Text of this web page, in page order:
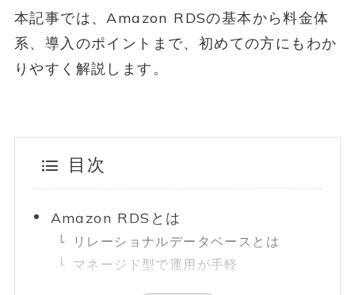
本記事では、Amazon RDSの基本から料金体
系、導入のポイントまで、初めての方にもわか
りやすく解説します。
目次
Amazon RDSとは
リレーショナルデータベースとは
マネージド型で運用が手軽